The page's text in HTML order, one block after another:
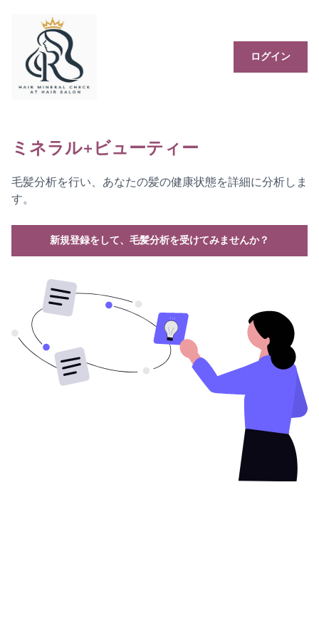
ログイン
ミネラル+ビューティー
毛髪分析を行い、あなたの髪の健康状態を詳細に分析しま
す。
新規登録をして、毛髪分析を受けてみませんか？